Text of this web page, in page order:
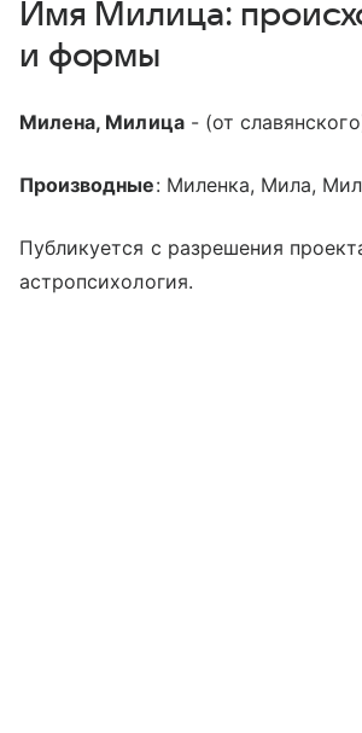
Имя Милица:
и формы
Милена, Милица- (от
Производные: Миленка, Мила,
Публикуется с разрешения
астропсихология.